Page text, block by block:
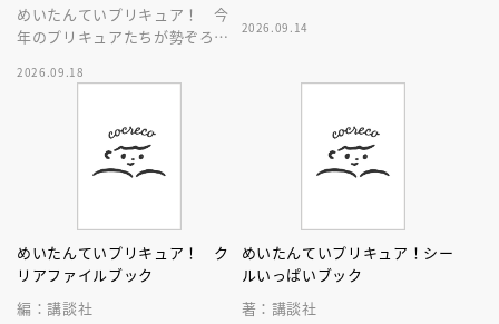
めいたんていプリキュア！ 今
年のプリキュアたちが勢ぞろい
いプリキュアたちの情報がいっ
2026.09.18
ストがいっぱいです！
2026.09.14
めいたんていプリキュア！ ク
リアファイルブック
編：講談社
めいたんていプリキュア！シー
ルいっぱいブック
著：講談社